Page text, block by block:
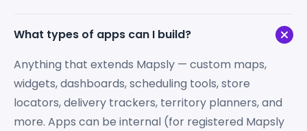
What types of apps can I build?
Anything that extends Mapsly — custom maps,
widgets, dashboards, scheduling tools, store
locators, delivery trackers, territory planners, and
more. Apps can be internal (for registered Mapsly